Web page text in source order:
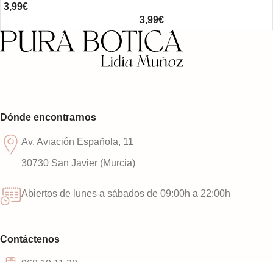
3,99€
3,99€
Dónde encontrarnos
Av. Aviación Española, 11
30730 San Javier (Murcia)
Abiertos de lunes a sábados de 09:00h a 22:00h
Contáctenos